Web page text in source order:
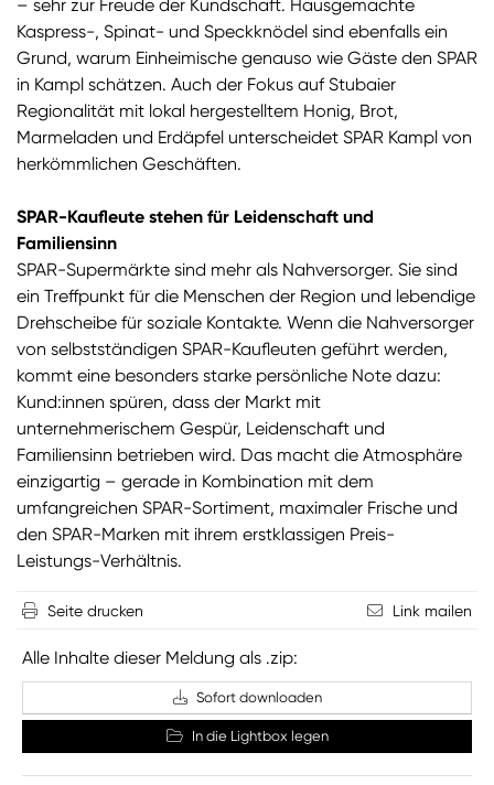
– sehr zur Freude der Kundschaft. Hausgemachte
Kaspress-, Spinat- und Speckknödel sind ebenfalls ein
Grund, warum Einheimische genauso wie Gäste den SPAR
in Kampl schätzen. Auch der Fokus auf Stubaier
Regionalität mit lokal hergestelltem Honig, Brot,
Marmeladen und Erdäpfel unterscheidet SPAR Kampl von
herkömmlichen Geschäften.
SPAR-Kaufleute stehen für Leidenschaft und
Familiensinn
SPAR-Supermärkte sind mehr als Nahversorger. Sie sind
ein Treffpunkt für die Menschen der Region und lebendige
Drehscheibe für soziale Kontakte. Wenn die Nahversorger
von selbstständigen SPAR-Kaufleuten geführt werden,
kommt eine besonders starke persönliche Note dazu:
Kund:innen spüren, dass der Markt mit
unternehmerischem Gespür, Leidenschaft und
Familiensinn betrieben wird. Das macht die Atmosphäre
einzigartig – gerade in Kombination mit dem
umfangreichen SPAR-Sortiment, maximaler Frische und
den SPAR-Marken mit ihrem erstklassigen Preis-
Leistungs-Verhältnis.
Seite drucken Link mailen
Alle Inhalte dieser Meldung als .zip:
Sofort downloaden
In die Lightbox legen